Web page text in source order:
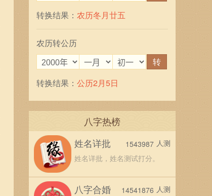
转换结果： 农历冬月廿五
农历转公历
转
转换结果： 公历2月5日
八字热榜
姓名详批
姓名详批，姓名测试打分。
1543987 人测
八字合婚 14541876 人测